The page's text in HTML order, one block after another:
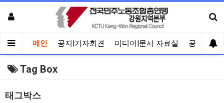
메인 공지|기자회견 미디어|문서 자료실 공유게시
Tag Box
태그박스